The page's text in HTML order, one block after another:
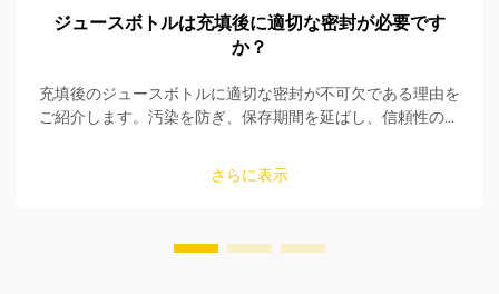
ジュースボトルは充填後に適切な密封が必要です
か？
充填後のジュースボトルに適切な密封が不可欠である理由を
ご紹介します。汚染を防ぎ、保存期間を延ばし、信頼性の高
すぐ詳しくご覧ください。
さらに表示